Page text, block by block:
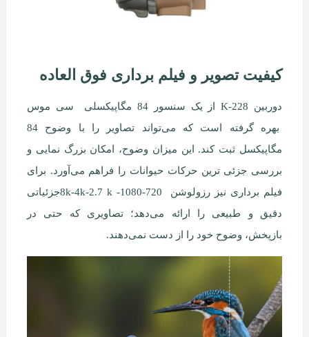
کیفیت تصویر و فیلم برداری فوق العاده
دوربین K-228 از یک سنسور 84 مگاپیکسلی سی موس
بهره گرفته است که می‌تواند تصاویر را با وضوح 84
مگاپیکسل ثبت کند. این میزان وضوح، امکان بزرگ نمایی و
بررسی جزئی ترین حرکات حیوانات را فراهم می‌آورد. برای
فیلم برداری نیز رزولوشن 8k-4k-2.7 k -1080-720جزئیاتی
دقیق و طبیعی را ارائه می‌دهد؛ تصاویری که حتی در
بازپخش، وضوح خود را از دست نمی‌دهند.